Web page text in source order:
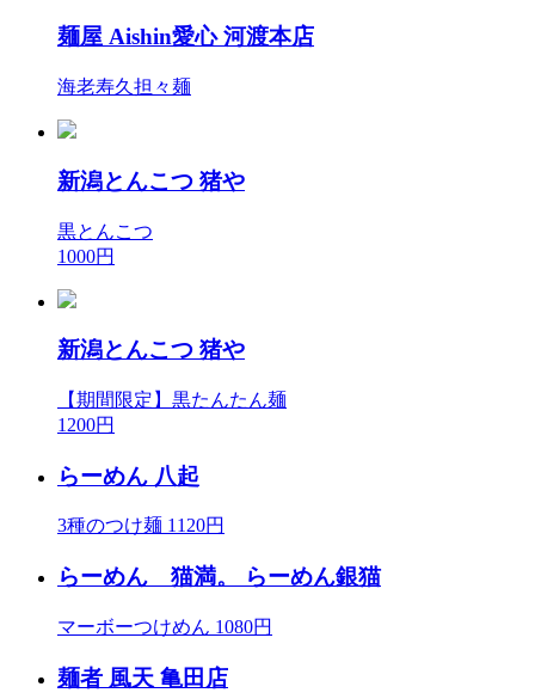
麺屋 Aishin愛心 河渡本店
海老寿久担々麺
新潟とんこつ 猪や
黒とんこつ
1000円
新潟とんこつ 猪や
【期間限定】黒たんたん麺
1200円
らーめん 八起
3種のつけ麺 1120円
らーめん 猫満。 らーめん銀猫
マーボーつけめん 1080円
麺者 風天 亀田店